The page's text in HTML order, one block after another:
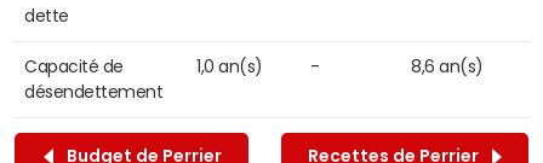
dette
Capacité de
désendettement
1,0 an(s) - 8,6 an(s)
Budget de Perrier Recettes de Perrier